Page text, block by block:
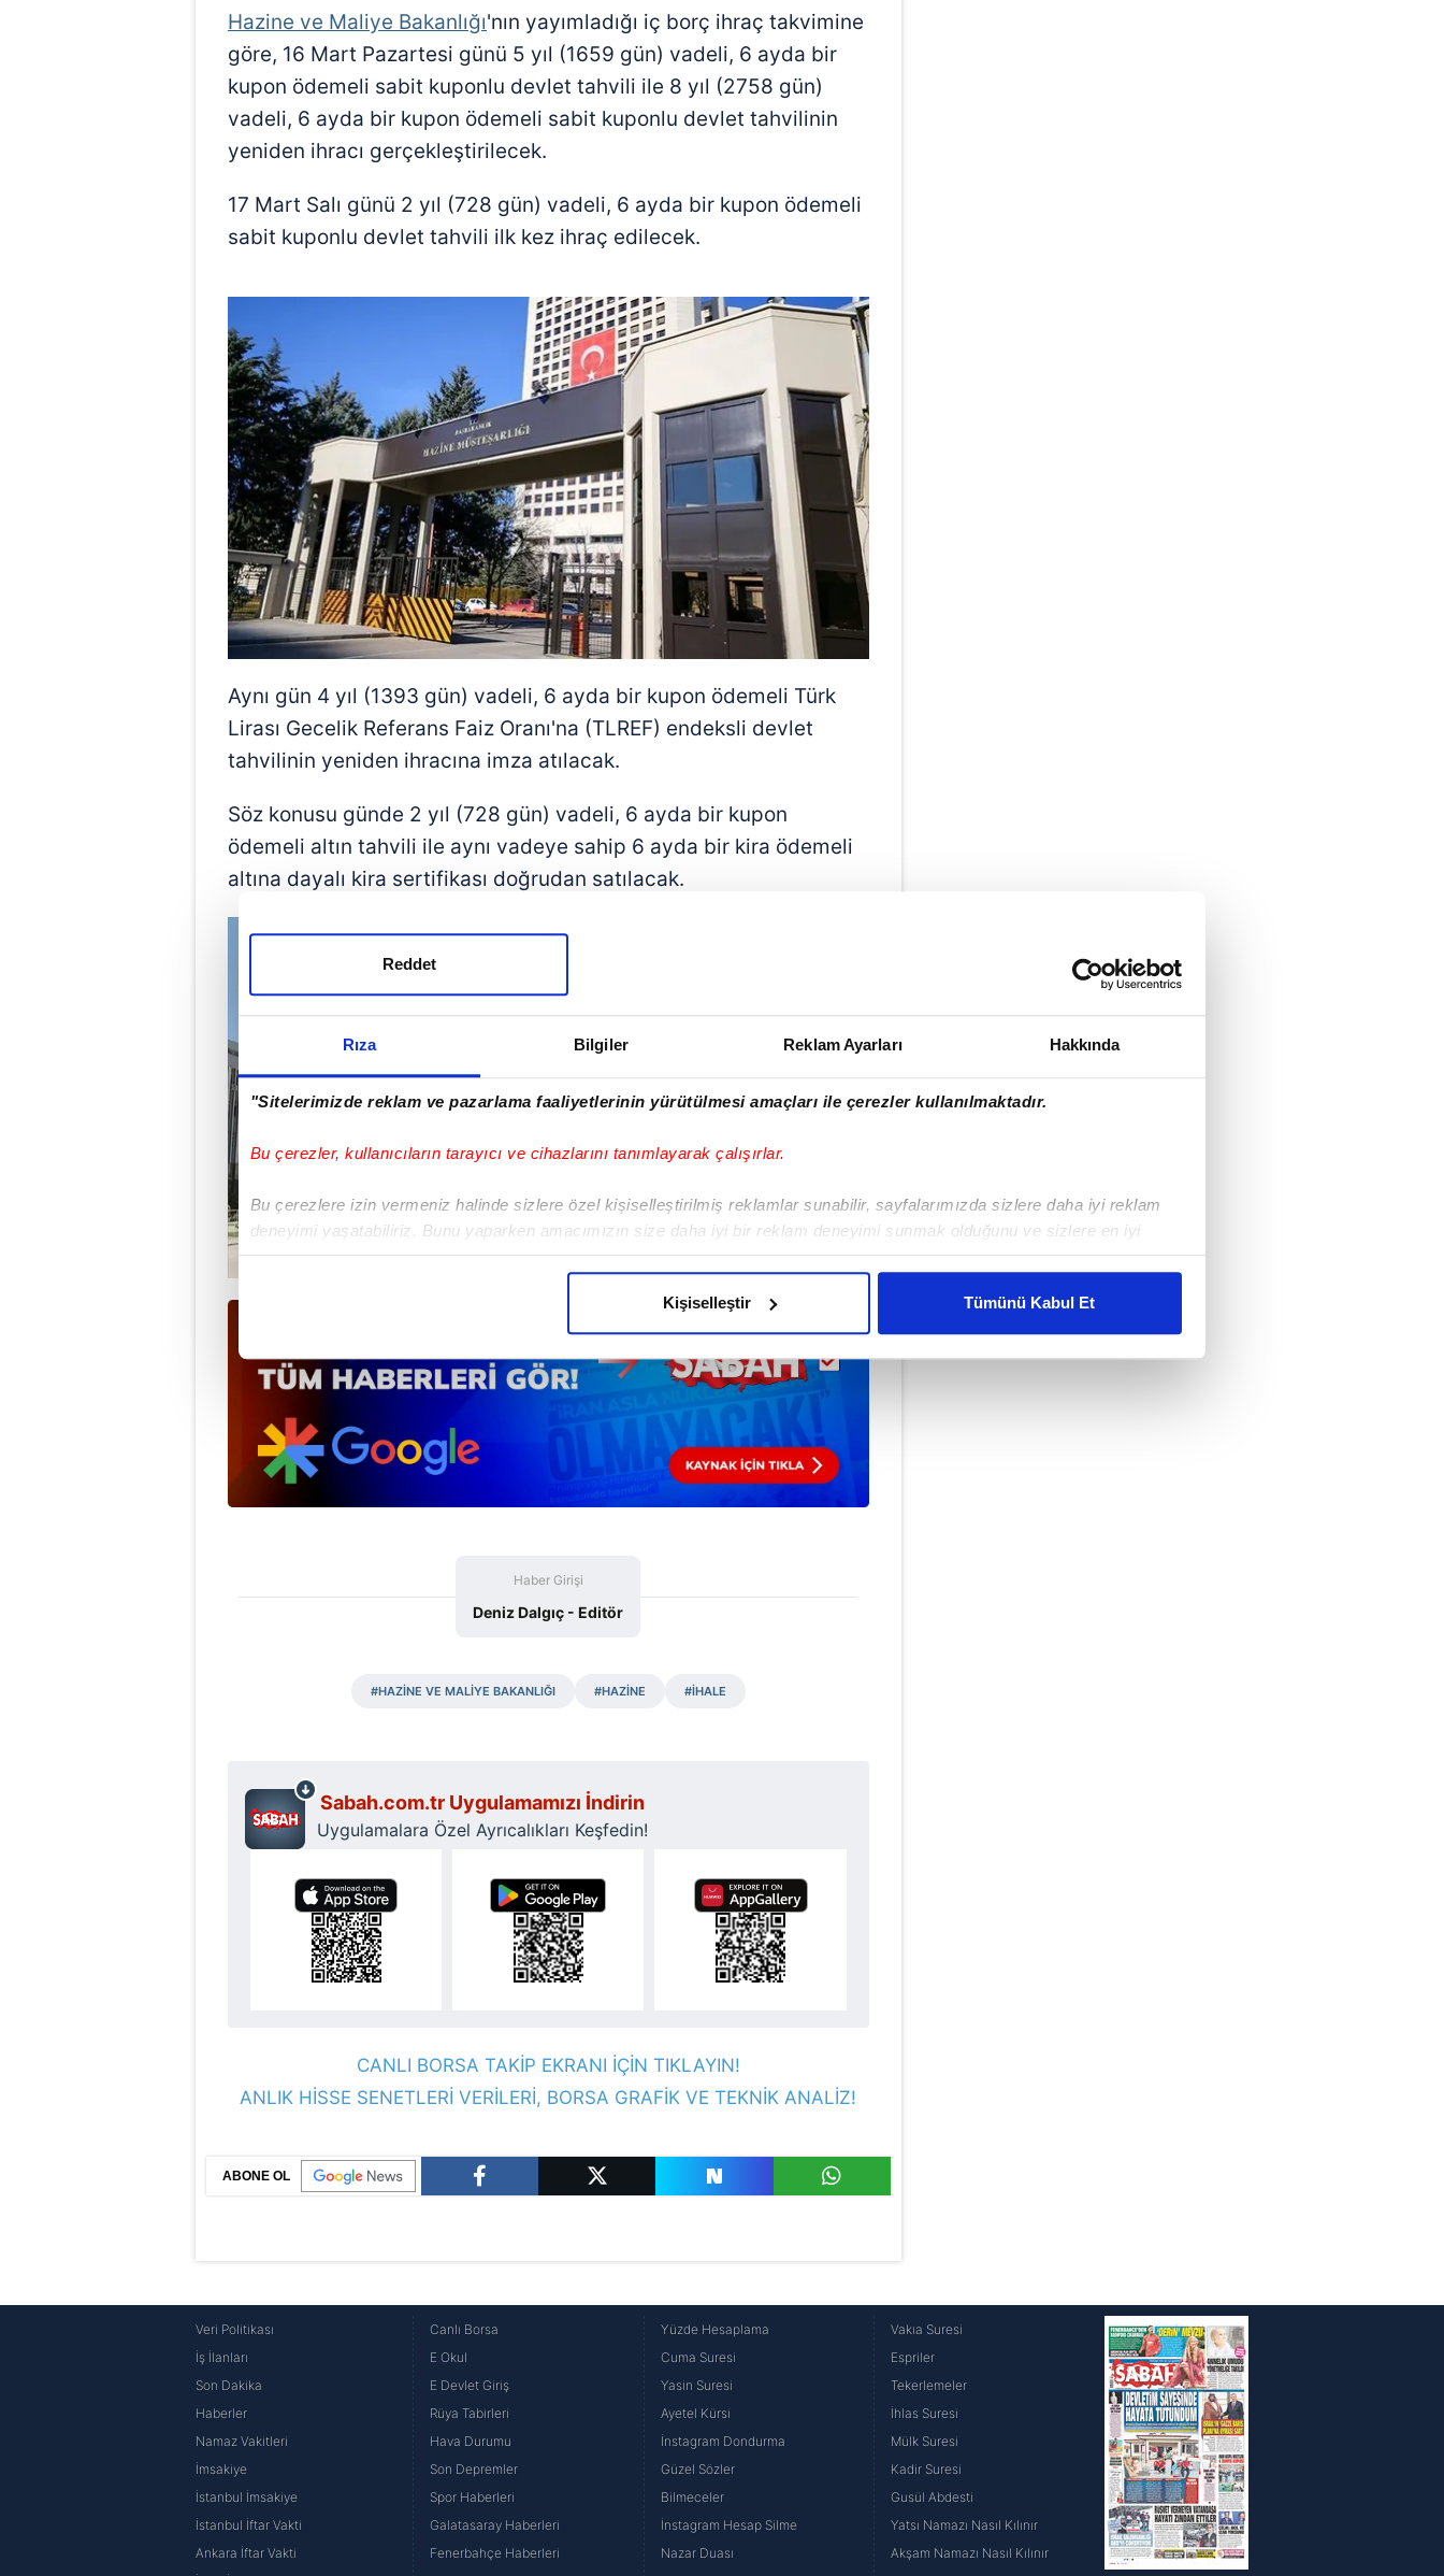
Rıza Bilgiler Reklam Ayarları Hakkında
"Sitelerimizde reklam ve pazarlama faaliyetlerinin yürütülmesi amaçları ile çerezler kullanılmaktadır.
Bu çerezler, kullanıcıların tarayıcı ve cihazlarını tanımlayarak çalışırlar.
Bu çerezlere izin vermeniz halinde sizlere özel kişiselleştirilmiş reklamlar sunabilir, sayfalarımızda sizlere daha iyi reklam
deneyimi yaşatabiliriz. Bunu yaparken amacımızın size daha iyi bir reklam deneyimi sunmak olduğunu ve sizlere en iyi
içerikleri sunabilmek adına elimizden gelen çabayı gösterdiğimizi ve bu noktada, reklamların maliyetlerimizi karşılamak
noktasında tek gelir kalemimiz olduğunu sizlere hatırlatmak isteriz.
Her halükârda, kullanıcılar, bu çerezlere izin vermedikleri takdirde, kullanıcılara hedefli reklamlar gösterilmeyecektir."
Sizlere daha iyi bir hizmet sunabilmek için İnternet Sitemizde kendimize ve üçüncü kişilere ait çerezler kullanılmaktadır. Bu
çerezler vasıtasıyla çeşitli kişisel verileriniz işlenmekte olup gerekli olan çerezler bilgi toplumu hizmetlerinin sunulması
amacıyla kullanılmaktadır. Diğer çerezler, sitemizin daha işlevsel kılınması ve kişiselleştirilmesi ve sizlere yönelik
reklam/pazarlama faaliyetlerinin yapılması, amaçlarıyla sınırlı olarak açık rızanız dahilinde kullanılacaktır.
6698 sayılı Kişisel Verilerin Korunması Kanunu uyarınca hazırlanmış Aydınlatma Metnimizi okumak ve sitemizde ilgili
mevzuata uygun olarak kullanılan çerezlerle ilgili bilgi almak için lütfen
Reddet
Kişiselleştir Tümünü Kabul Et
Hazine ve Maliye Bakanlığı'nın yayımladığı iç borç ihraç takvimine
göre, 16 Mart Pazartesi günü 5 yıl (1659 gün) vadeli, 6 ayda bir
kupon ödemeli sabit kuponlu devlet tahvili ile 8 yıl (2758 gün)
vadeli, 6 ayda bir kupon ödemeli sabit kuponlu devlet tahvilinin
yeniden ihracı gerçekleştirilecek.
17 Mart Salı günü 2 yıl (728 gün) vadeli, 6 ayda bir kupon ödemeli
sabit kuponlu devlet tahvili ilk kez ihraç edilecek.
Aynı gün 4 yıl (1393 gün) vadeli, 6 ayda bir kupon ödemeli Türk
Lirası Gecelik Referans Faiz Oranı'na (TLREF) endeksli devlet
tahvilinin yeniden ihracına imza atılacak.
Söz konusu günde 2 yıl (728 gün) vadeli, 6 ayda bir kupon
ödemeli altın tahvili ile aynı vadeye sahip 6 ayda bir kira ödemeli
altına dayalı kira sertifikası doğrudan satılacak.
Haber Girişi
Deniz Dalgıç - Editör
#HAZİNE VE MALİYE BAKANLIĞI #HAZİNE #İHALE
Sabah.com.tr Uygulamamızı İndirin
Uygulamalara Özel Ayrıcalıkları Keşfedin!
CANLI BORSA TAKİP EKRANI İÇİN TIKLAYIN!
ANLIK HİSSE SENETLERİ VERİLERİ, BORSA GRAFİK VE TEKNİK ANALİZ!
ABONE OL
Veri Politikası
İş İlanları
Son Dakika
Haberler
Namaz Vakitleri
İmsakiye
İstanbul İmsakiye
İstanbul İftar Vakti
Ankara İftar Vakti
Canlı Borsa
E Okul
E Devlet Giriş
Rüya Tabirleri
Hava Durumu
Son Depremler
Spor Haberleri
Galatasaray Haberleri
Fenerbahçe Haberleri
Yüzde Hesaplama
Cuma Suresi
Yasin Suresi
Ayetel Kürsi
İnstagram Dondurma
Güzel Sözler
Bilmeceler
İnstagram Hesap Silme
Nazar Duası
Vakıa Suresi
Espriler
Tekerlemeler
İhlas Suresi
Mülk Suresi
Kadir Suresi
Gusül Abdesti
Yatsı Namazı Nasıl Kılınır
Akşam Namazı Nasıl Kılınır